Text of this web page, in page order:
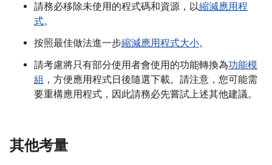
請務必移除未使用的程式碼和資源，以縮減應用程
式。
按照最佳做法進一步縮減應用程式大小。
請考慮將只有部分使用者會使用的功能轉換為功能模
組 ，方便應用程式日後隨選下載。請注意，您可能需
要重構應用程式，因此請務必先嘗試上述其他建議。
其他考量